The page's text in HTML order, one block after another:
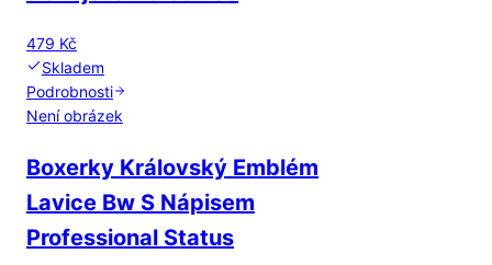
479 Kč
Skladem
Podrobnosti
Není obrázek
Boxerky Královský Emblém
Lavice Bw S Nápisem
Professional Status